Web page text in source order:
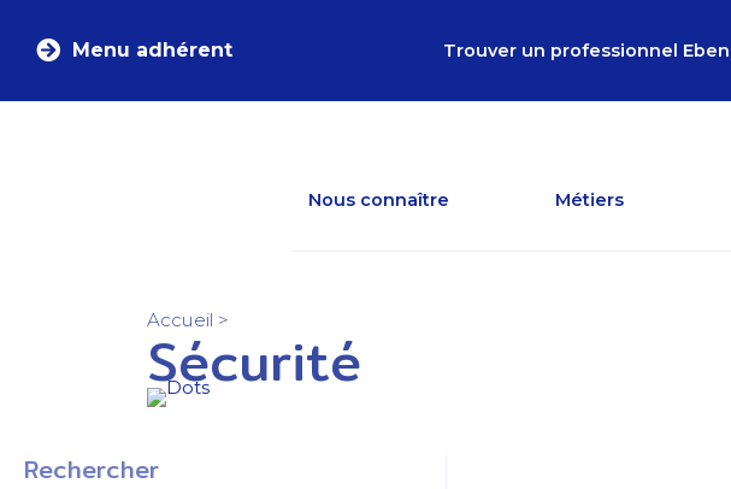
Menu adhérent Trouver un professionnel Eben
Nous connaître Métiers
Accueil >
Sécurité
Rechercher